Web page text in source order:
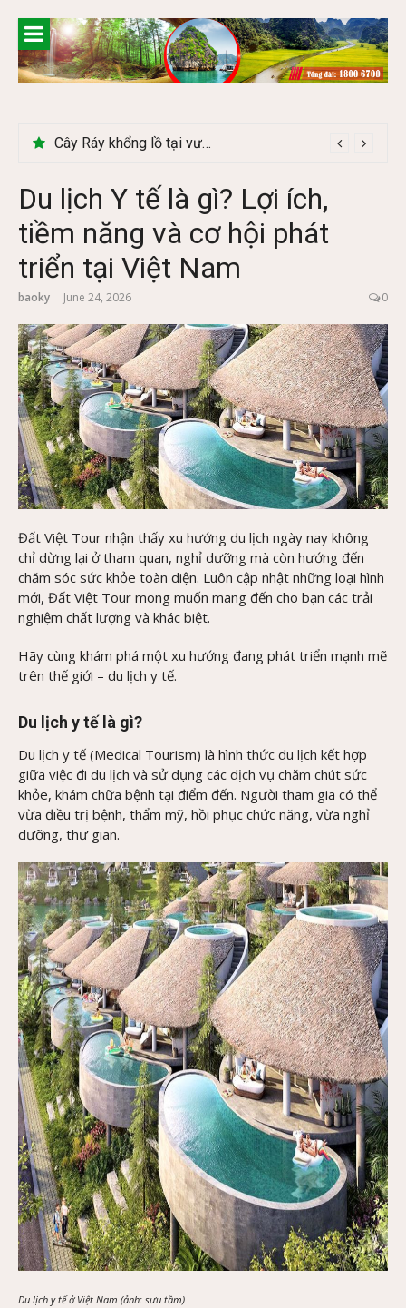
content
Du lịch Tây Bắc tháng 11 – Mùa hoa cải nhuộm vàng rực rỡ
Cây Ráy khổng lồ tại vườn Quốc gia Cúc Phương
Du lịch Y tế là gì? Lợi ích,
tiềm năng và cơ hội phát
triển tại Việt Nam
baoky June 24, 2026 0
Đất Việt Tour nhận thấy xu hướng du lịch ngày nay không
chỉ dừng lại ở tham quan, nghỉ dưỡng mà còn hướng đến
chăm sóc sức khỏe toàn diện. Luôn cập nhật những loại hình
mới, Đất Việt Tour mong muốn mang đến cho bạn các trải
nghiệm chất lượng và khác biệt.
Hãy cùng khám phá một xu hướng đang phát triển mạnh mẽ
trên thế giới – du lịch y tế.
Du lịch y tế là gì?
Du lịch y tế (Medical Tourism) là hình thức du lịch kết hợp
giữa việc đi du lịch và sử dụng các dịch vụ chăm chút sức
khỏe, khám chữa bệnh tại điểm đến. Người tham gia có thể
vừa điều trị bệnh, thẩm mỹ, hồi phục chức năng, vừa nghỉ
dưỡng, thư giãn.
Du lịch y tế ở Việt Nam (ảnh: sưu tầm)